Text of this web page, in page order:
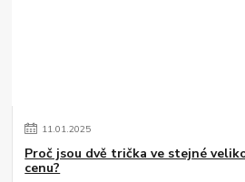
11.01.2025
Proč jsou dvě trička ve stejné
cenu?